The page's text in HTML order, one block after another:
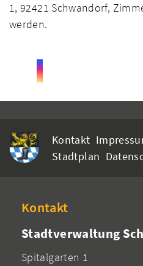
1, 92421 Schwandorf,
werden.
Kontakt
Stadtplan
Kontakt
Stadtverwaltung
Spitalgarten 1